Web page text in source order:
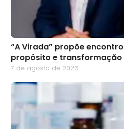
“A Virada” propõe
propósito e transformação
7 de agosto de 2026